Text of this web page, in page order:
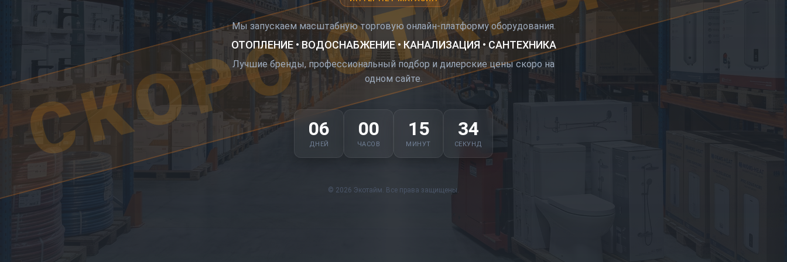
Мы запускаем масштабную торговую онлайн-платформу оборудования.
ОТОПЛЕНИЕ • ВОДОСНАБЖЕНИЕ • КАНАЛИЗАЦИЯ • САНТЕХНИКА
Лучшие бренды, профессиональный подбор и дилерские цены скоро на
одном сайте.
06
ДНЕЙ
00
ЧАСОВ
15
МИНУТ
33
СЕКУНД
© 2026 Экотайм. Все права защищены.